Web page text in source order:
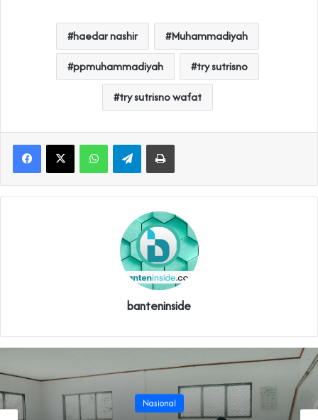
haedar nashir Muhammadiyah
ppmuhammadiyah try sutrisno
try sutrisno wafat
WhatsAppTelegramPrint
banteninside
Nasional